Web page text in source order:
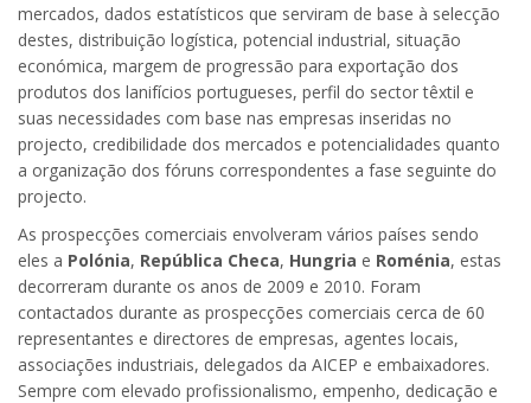
mercados, dados estatísticos que serviram de base à selecção
destes, distribuição logística, potencial industrial, situação
económica, margem de progressão para exportação dos
produtos dos lanifícios portugueses, perfil do sector têxtil e
suas necessidades com base nas empresas inseridas no
projecto, credibilidade dos mercados e potencialidades quanto
a organização dos fóruns correspondentes a fase seguinte do
projecto.
As prospecções comerciais envolveram vários países sendo
eles a Polónia, República Checa, Hungria e Roménia, estas
decorreram durante os anos de 2009 e 2010. Foram
contactados durante as prospecções comerciais cerca de 60
representantes e directores de empresas, agentes locais,
associações industriais, delegados da AICEP e embaixadores.
Sempre com elevado profissionalismo, empenho, dedicação e